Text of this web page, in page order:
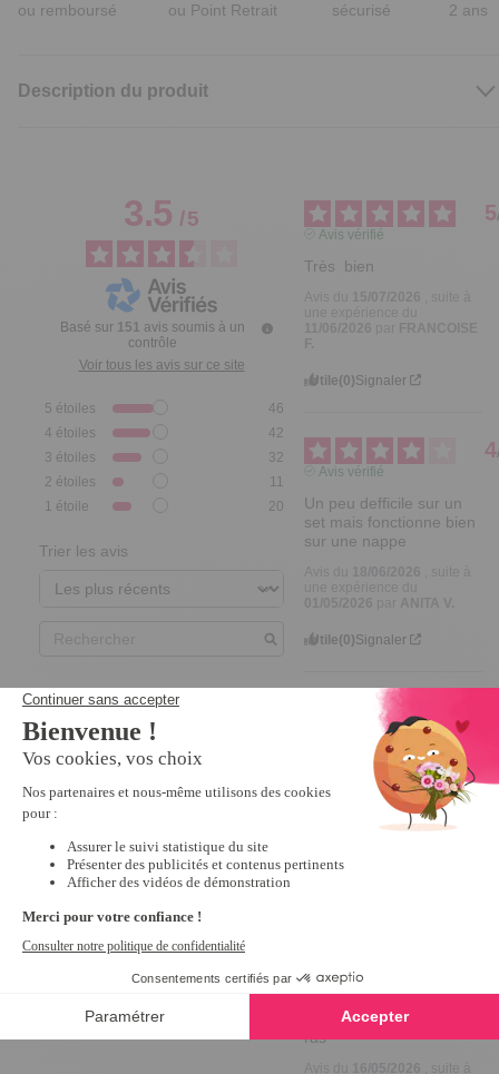
ou remboursé
ou Point Retrait
sécurisé
2 ans
Description du produit
3.5/5
Basé sur 151 avis soumis à un
contrôle
Voir tous les avis sur ce site
5 étoiles
46
4 étoiles
42
3 étoiles
32
2 étoiles
11
1 étoile 20
Trier les avis
5
Avis vérifié
Très  bien
Utile(0)Signaler
4
Avis vérifié
Un peu defficile sur un
set mais fonctionne bien
sur une nappe
18/06/2026
une expérience du
01/05/2026
par ANITA V.
Utile(0)Signaler
Avis vérifié
Efficace et prix
raisonnable pour un petit
présent.
12/06/2026 , suite à
05/05/2026
ras
16/05/2026